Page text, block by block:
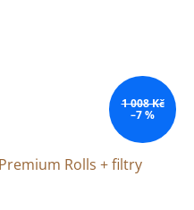
1 008 Kč
–7 %
Rolls + filtry